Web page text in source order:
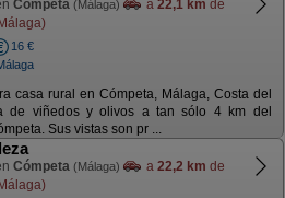
Cómpeta (Málaga) a 22,1 km de
16 €
casa rural en Cómpeta, Málaga, Costa del
de viñedos y olivos a tan sólo 4 km del
Sus vistas son pr ...
Cómpeta (Málaga) a 22,2 km de